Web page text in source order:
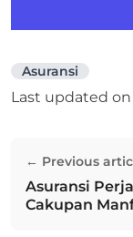
Asuransi
Last updated on
pos← Previous
Previous post:
Asuransi
Cakupan